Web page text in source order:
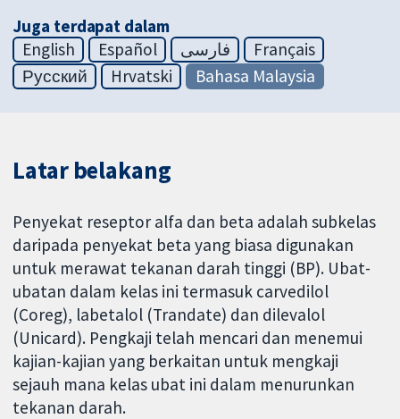
Juga terdapat dalam
English
Español فارسی
Français
Русский
Hrvatski Bahasa Malaysia
Latar belakang
Penyekat reseptor alfa dan beta adalah subkelas
daripada penyekat beta yang biasa digunakan
untuk merawat tekanan darah tinggi (BP). Ubat-
ubatan dalam kelas ini termasuk carvedilol
(Coreg), labetalol (Trandate) dan dilevalol
(Unicard). Pengkaji telah mencari dan menemui
kajian-kajian yang berkaitan untuk mengkaji
sejauh mana kelas ubat ini dalam menurunkan
tekanan darah.